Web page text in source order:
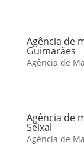
Agência de
Guimarães
Agência de
Agência de
Seixal
Agência de